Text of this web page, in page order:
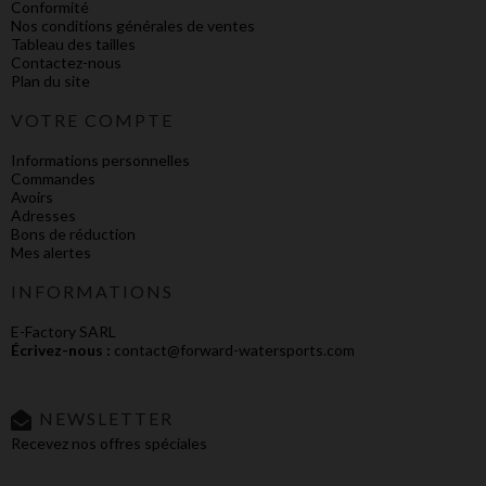
Conformité
Nos conditions générales de ventes
Tableau des tailles
Contactez-nous
Plan du site
VOTRE COMPTE
Informations personnelles
Commandes
Avoirs
Adresses
Bons de réduction
Mes alertes
INFORMATIONS
E-Factory SARL
Écrivez-nous : contact@forward-watersports.com
NEWSLETTER
Recevez nos offres spéciales